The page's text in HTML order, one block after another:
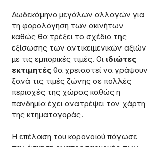
Δωδεκάμηνο μεγάλων αλλαγών για
τη φορολόγηση των ακινήτων
καθώς θα τρέξει το σχέδιο της
εξίσωσης των αντικειμενικών αξιών
με τις εμπορικές τιμές. Οι ιδιώτες
εκτιμητές θα χρειαστεί να γράψουν
ξανά τις τιμές ζώνης σε πολλές
περιοχές της χώρας καθώς η
πανδημία έχει ανατρέψει τον χάρτη
της κτηματαγοράς.
Η επέλαση του κορονοϊού πάγωσε